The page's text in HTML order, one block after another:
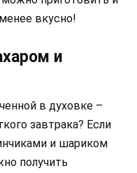
вкусно!
и
в духовке –
завтрака? Если
и шариком
получить